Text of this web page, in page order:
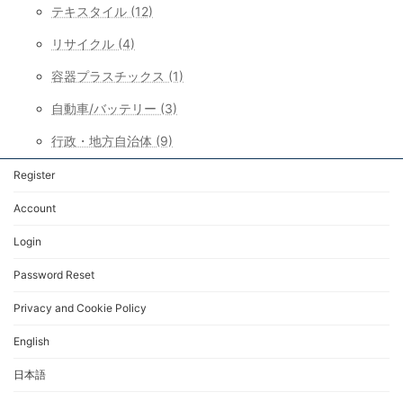
テキスタイル (12)
リサイクル (4)
容器プラスチックス (1)
自動車/バッテリー (3)
行政・地方自治体 (9)
Register
Account
Login
Password Reset
Privacy and Cookie Policy
English
日本語